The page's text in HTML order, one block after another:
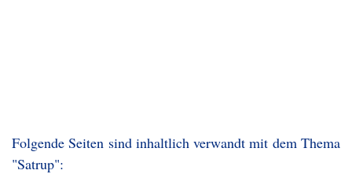
Folgende Seiten sind inhaltlich verwandt mit dem Thema
"Satrup":